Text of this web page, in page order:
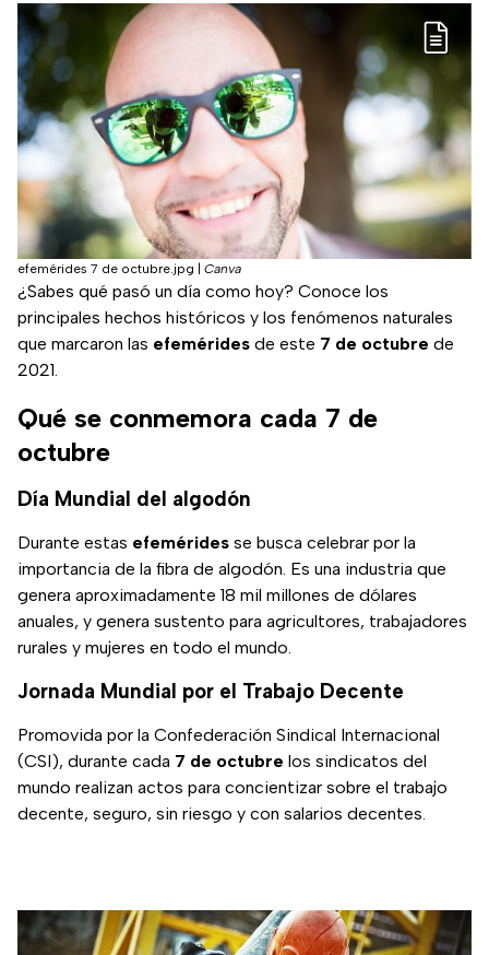
efemérides 7 de octubre.jpg | Canva
¿Sabes qué pasó un día como hoy? Conoce los
principales hechos históricos y los fenómenos naturales
que marcaron las efemérides de este 7 de octubre de
2021.
Qué se conmemora cada 7 de
octubre
Día Mundial del algodón
Durante estas efemérides se busca celebrar por la
importancia de la fibra de algodón. Es una industria que
genera aproximadamente 18 mil millones de dólares
anuales, y genera sustento para agricultores, trabajadores
rurales y mujeres en todo el mundo.
Jornada Mundial por el Trabajo Decente
Promovida por la Confederación Sindical Internacional
(CSI), durante cada 7 de octubre los sindicatos del
mundo realizan actos para concientizar sobre el trabajo
decente, seguro, sin riesgo y con salarios decentes.